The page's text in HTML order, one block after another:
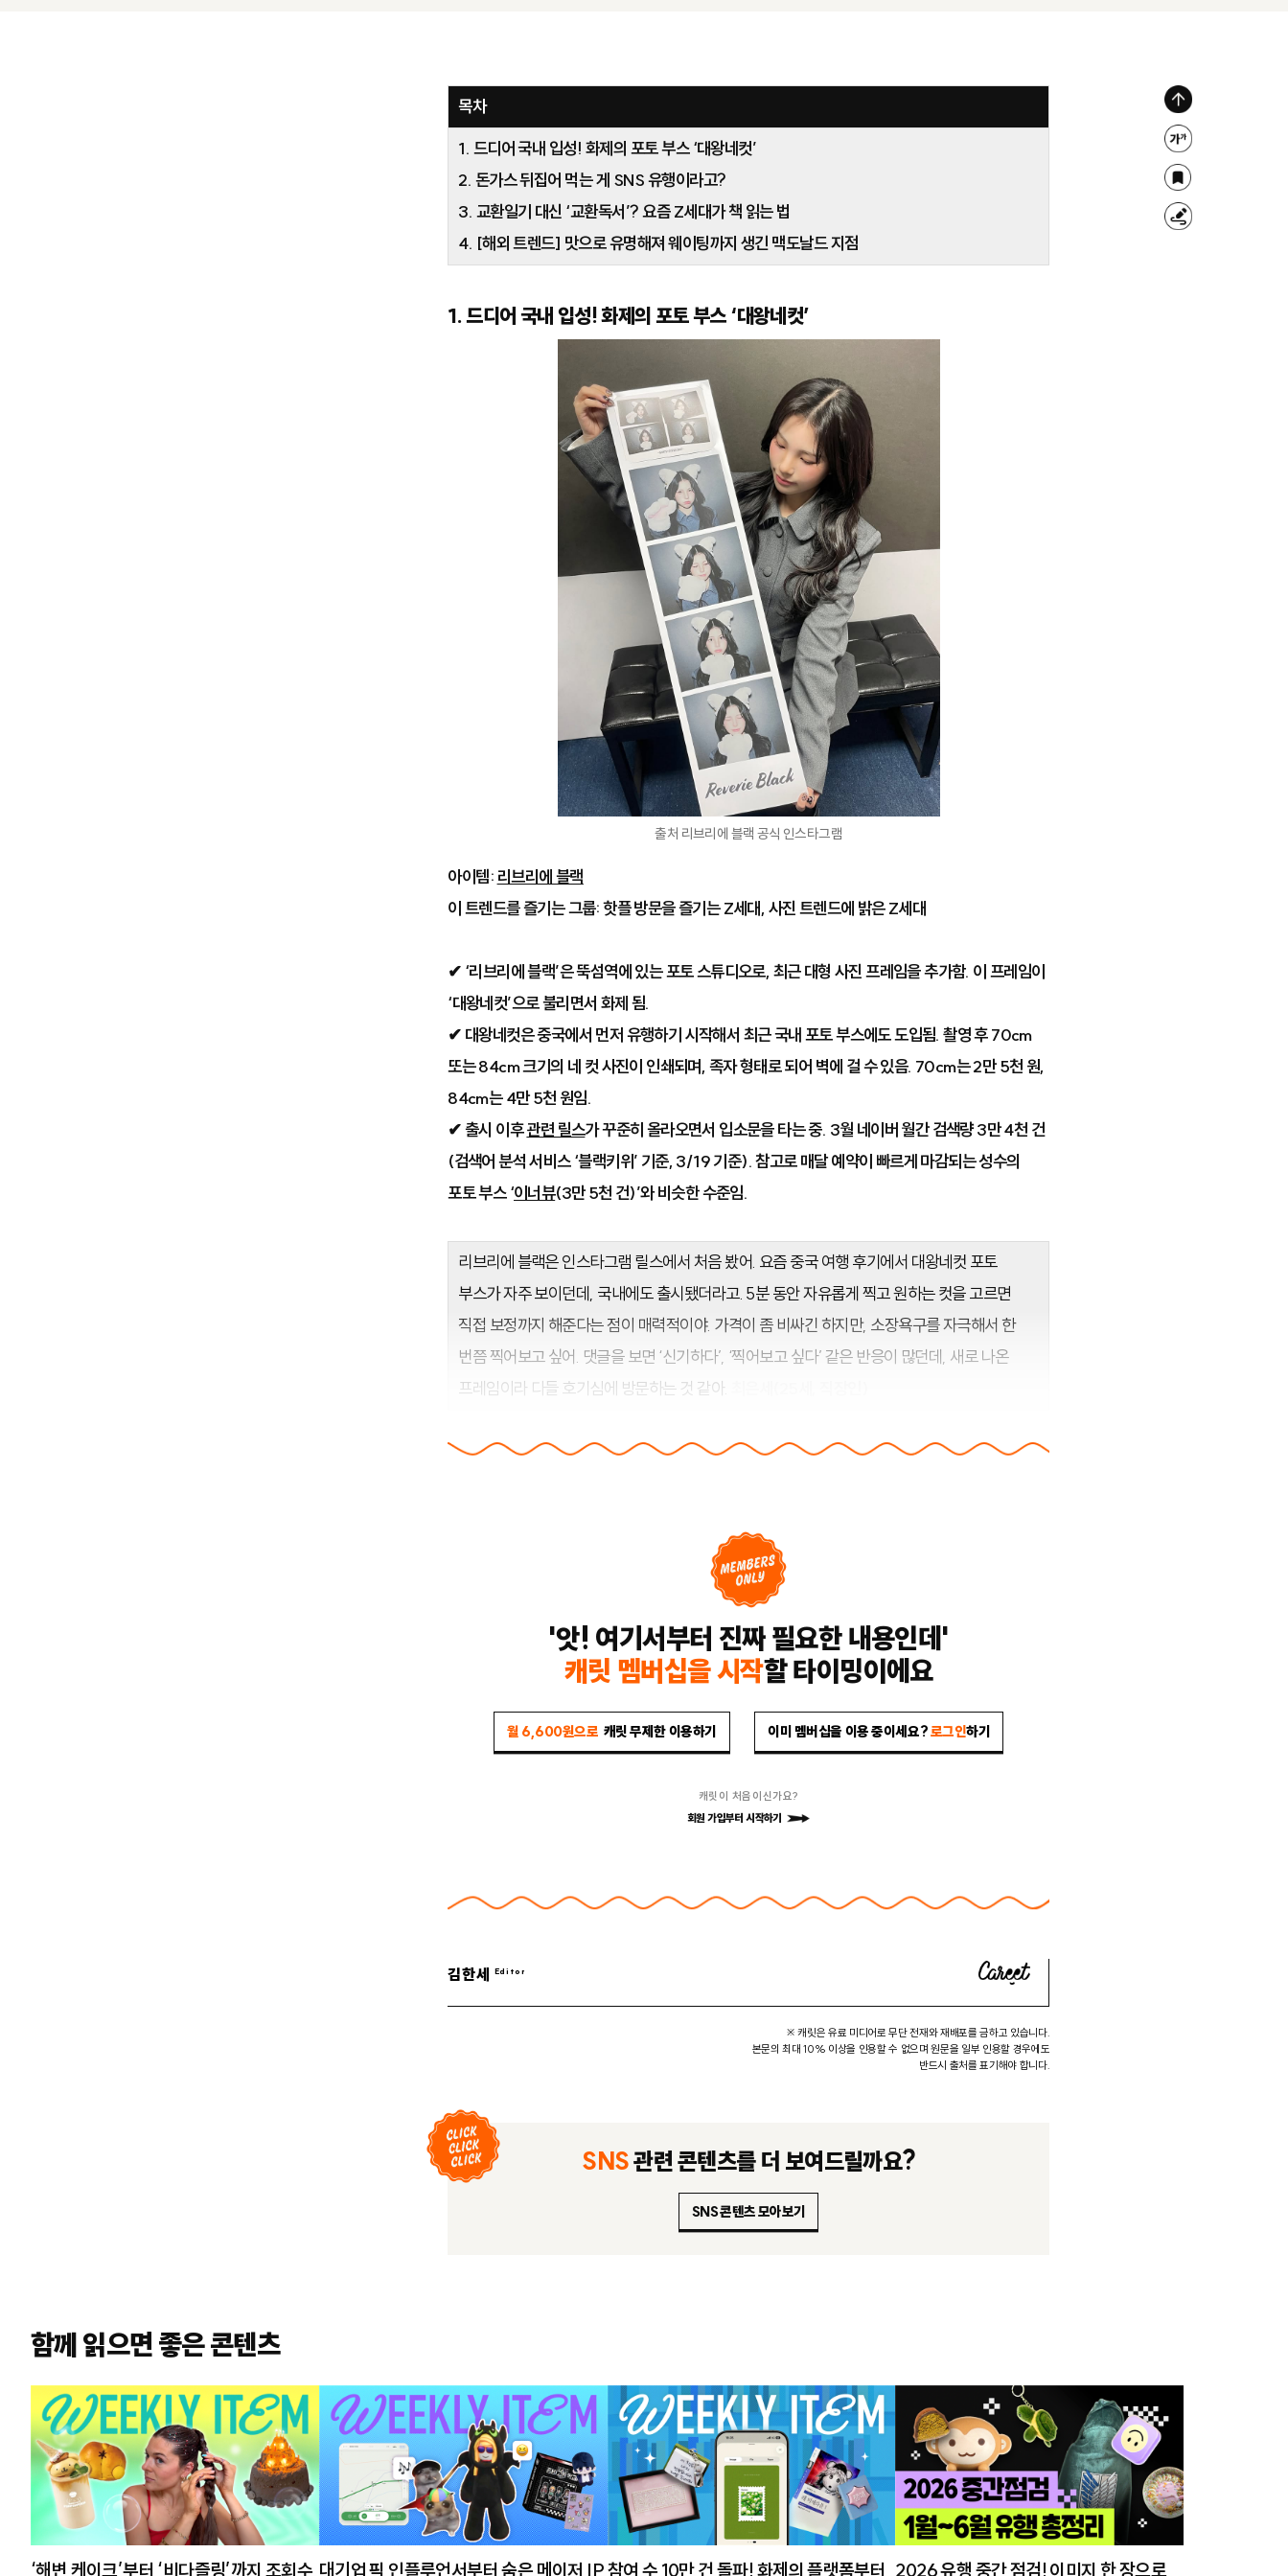
목차
1. 드디어 국내 입성! 화제의 포토 부스 ‘대왕네컷’
2. 돈가스 뒤집어 먹는 게 SNS 유행이라고?
3. 교환일기 대신 ‘교환독서’? 요즘 Z세대가 책 읽는 법
4. [해외 트렌드] 맛으로 유명해져 웨이팅까지 생긴 맥도날드 지점
1. 드디어 국내 입성! 화제의 포토 부스 ‘대왕네컷’
출처 리브리에 블랙 공식 인스타그램
아이템: 리브리에 블랙
이 트렌드를 즐기는 그룹: 핫플 방문을 즐기는 Z세대, 사진 트렌드에 밝은 Z세대
✔ ‘리브리에 블랙’은 뚝섬역에 있는 포토 스튜디오로, 최근 대형 사진 프레임을 추가함. 이 프레임이
‘대왕네컷’으로 불리면서 화제 됨.
✔ 대왕네컷은 중국에서 먼저 유행하기 시작해서 최근 국내 포토 부스에도 도입됨. 촬영 후 70cm
또는 84cm 크기의 네 컷 사진이 인쇄되며, 족자 형태로 되어 벽에 걸 수 있음. 70cm는 2만 5천 원,
84cm는 4만 5천 원임.
✔ 출시 이후관련 릴스가 꾸준히 올라오면서 입소문을 타는 중. 3월 네이버 월간 검색량 3만 4천 건
(검색어 분석 서비스 ‘블랙키위’ 기준, 3/19 기준). 참고로 매달 예약이 빠르게 마감되는 성수의
포토 부스 ‘이너뷰(3만 5천 건)’와 비슷한 수준임.
리브리에 블랙은 인스타그램 릴스에서 처음 봤어. 요즘 중국 여행 후기에서 대왕네컷 포토
부스가 자주 보이던데, 국내에도 출시됐더라고. 5분 동안 자유롭게 찍고 원하는 컷을 고르면
직접 보정까지 해준다는 점이 매력적이야. 가격이 좀 비싸긴 하지만, 소장욕구를 자극해서 한
번쯤 찍어보고 싶어. 댓글을 보면 ‘신기하다’, ‘찍어보고 싶다’ 같은 반응이 많던데, 새로 나온
프레임이라 다들 호기심에 방문하는 것 같아.
'앗! 여기서부터 진짜 필요한 내용인데'
캐릿 멤버십을 시작할 타이밍이에요
월 6,600원으로 캐릿 무제한 이용하기 이미 멤버십을 이용 중이세요?로그인하기
캐릿이 처음이신가요?
회원 가입부터 시작하기
김한세
※ 캐릿은 유료 미디어로 무단 전재와 재배포를 금하고 있습니다.
본문의 최대 10% 이상을 인용할 수 없으며 원문을 일부 인용할 경우에도
반드시 출처를 표기해야 합니다.
SNS관련 콘텐츠를 더 보여드릴까요?
SNS 콘텐츠 모아보기
위
로
가
기
글
자
크
기
북
마
형
함께 읽으면 좋은 콘텐츠
‘해변 케이크’부터 ‘비다즐링’까지 조회수 대기업 픽 인플루언서부터 숨은 메이저 IP참여 수 10만 건 돌파! 화제의 플랫폼부터 2026 유행 중간 점검! 이미지 한 장으로